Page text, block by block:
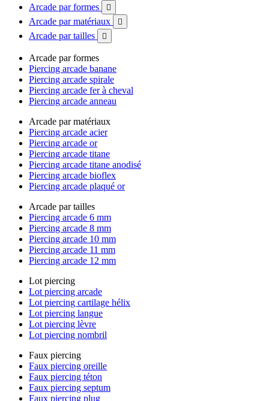
Arcade par formes

Arcade par matériaux 
Arcade par tailles 
Arcade par formes
Piercing arcade banane
Piercing arcade spirale
Piercing arcade fer à cheval
Piercing arcade anneau
Arcade par matériaux
Piercing arcade acier
Piercing arcade or
Piercing arcade titane
Piercing arcade titane anodisé
Piercing arcade bioflex
Piercing arcade plaqué or
Arcade par tailles
Piercing arcade 6 mm
Piercing arcade 8 mm
Piercing arcade 10 mm
Piercing arcade 11 mm
Piercing arcade 12 mm
Lot piercing
Lot piercing arcade
Lot piercing cartilage hélix
Lot piercing langue
Lot piercing lèvre
Lot piercing nombril
Faux piercing
Faux piercing oreille
Faux piercing téton
Faux piercing septum
Faux piercing plug